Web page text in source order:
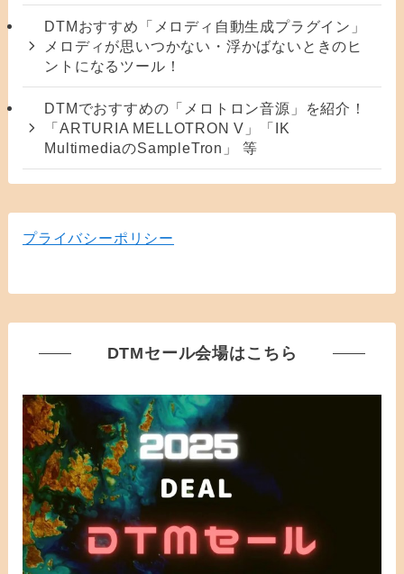
DTMおすすめ「メロディ自動生成プラグイン」
メロディが思いつかない・浮かばないときのヒ
ントになるツール！
DTMでおすすめの「メロトロン音源」を紹介！
「ARTURIA MELLOTRON V」「IK
MultimediaのSampleTron」 等
プライバシーポリシー
DTMセール会場はこちら